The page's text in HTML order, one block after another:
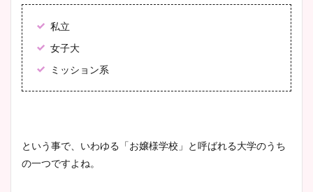
私立
女子大
ミッション系
という事で、いわゆる「お嬢様学校」と呼ばれる大学のうち
の一つですよね。